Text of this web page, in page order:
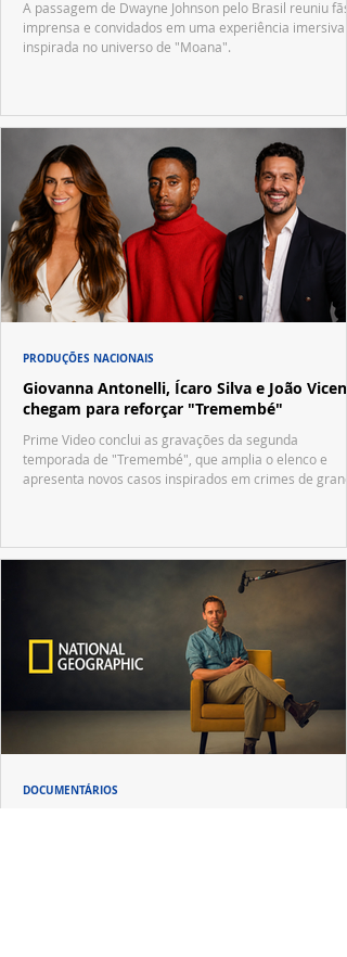
A passagem de Dwayne Johnson pelo Brasil reuniu fãs,
imprensa e convidados em uma experiência imersiva
inspirada no universo de "Moana".
Giovanna Antonelli, Ícaro Silva e João
chegam para reforçar "Tremembé"
Prime Video conclui as gravações da segunda
temporada de "Tremembé", que amplia o elenco e
apresenta novos casos inspirados em crimes de
PRODUÇÕES NACIONAIS
DOCUMENTÁRIOS